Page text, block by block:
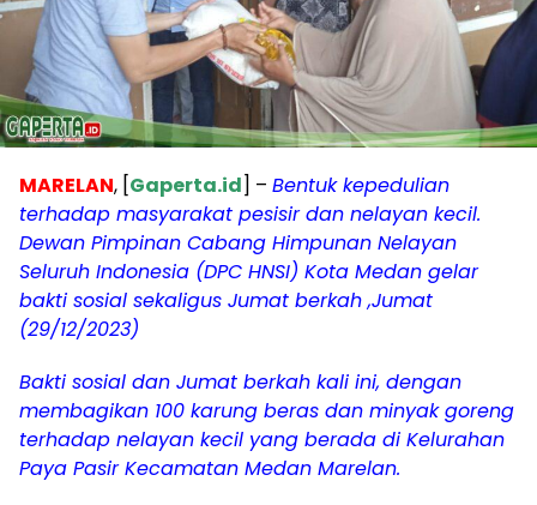
MARELAN, [Gaperta.id] – Bentuk kepedulian
terhadap masyarakat pesisir dan nelayan kecil.
Dewan Pimpinan Cabang Himpunan Nelayan
Seluruh Indonesia (DPC HNSI) Kota Medan gelar
bakti sosial sekaligus Jumat berkah ,Jumat
(29/12/2023)
Bakti sosial dan Jumat berkah kali ini, dengan
membagikan 100 karung beras dan minyak goreng
terhadap nelayan kecil yang berada di Kelurahan
Paya Pasir Kecamatan Medan Marelan.